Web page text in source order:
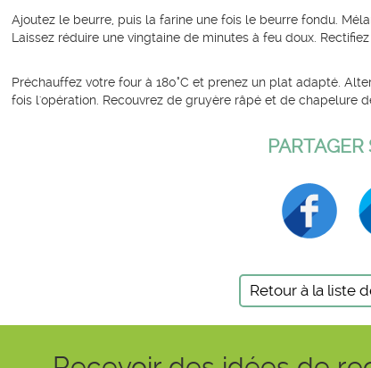
Ajoutez le beurre, puis la farine une fois le beurre fondu.
Laissez réduire une vingtaine de minutes à feu doux.
Préchauffez votre four à 180°C et prenez un plat adapté.
fois l'opération. Recouvrez de gruyère râpé et de chapelure
PARTAGER
Retour à la liste